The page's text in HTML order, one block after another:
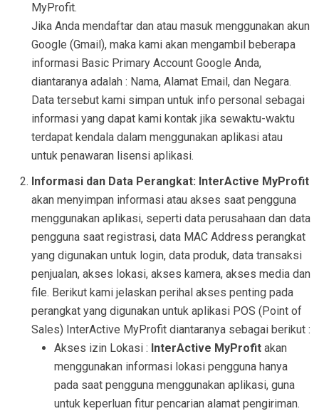
MyProfit.
Jika Anda mendaftar dan atau masuk menggunakan akun
Google (Gmail), maka kami akan mengambil beberapa
informasi Basic Primary Account Google Anda,
diantaranya adalah : Nama, Alamat Email, dan Negara.
Data tersebut kami simpan untuk info personal sebagai
informasi yang dapat kami kontak jika sewaktu-waktu
terdapat kendala dalam menggunakan aplikasi atau
untuk penawaran lisensi aplikasi.
Informasi dan Data Perangkat: InterActive MyProfit
akan menyimpan informasi atau akses saat pengguna
menggunakan aplikasi, seperti data perusahaan dan data
pengguna saat registrasi, data MAC Address perangkat
yang digunakan untuk login, data produk, data transaksi
penjualan, akses lokasi, akses kamera, akses media dan
file. Berikut kami jelaskan perihal akses penting pada
perangkat yang digunakan untuk aplikasi POS (Point of
Sales) InterActive MyProfit diantaranya sebagai berikut :
Akses izin Lokasi : InterActive MyProfit akan
menggunakan informasi lokasi pengguna hanya
pada saat pengguna menggunakan aplikasi, guna
untuk keperluan fitur pencarian alamat pengiriman.